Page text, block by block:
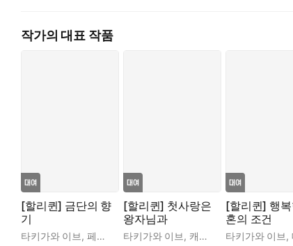
작가의 대표 작품
[할리퀸] 금단의 향
기
타키가와 이브, 페니 조던
[할리퀸] 첫사랑은
왕자님과
타키가와 이브, 캐슬린 젠슨
[할리퀸] 행복
혼의 조건
타키가와 이브,